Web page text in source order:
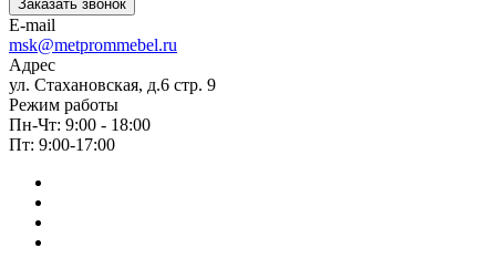
Заказать звонок
E-mail
msk@metprommebel.ru
Адрес
ул. Стахановская, д.6 стр. 9
Режим работы
Пн-Чт: 9:00 - 18:00
Пт: 9:00-17:00